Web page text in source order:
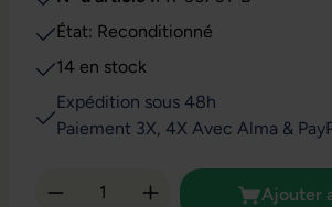
État: Reconditionné
14 en stock
Expédition sous 48h
Paiement 3X, 4X Avec Alma &
Quantité de produit :Ajouter